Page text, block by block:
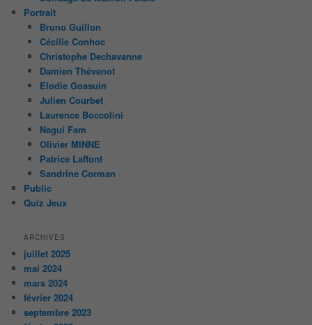
Portrait
Bruno Guillon
Cécilie Conhoc
Christophe Dechavanne
Damien Thévenot
Elodie Gossuin
Julien Courbet
Laurence Boccolini
Nagui Fam
Olivier MINNE
Patrice Laffont
Sandrine Corman
Public
Quiz Jeux
ARCHIVES
juillet 2025
mai 2024
mars 2024
février 2024
septembre 2023